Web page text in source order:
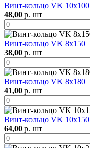
Винт-кольцо VK 10х100
48,00 р. шт
Винт-кольцо VK 8х150
38,00 р. шт
Винт-кольцо VK 8х180
41,00 р. шт
Винт-кольцо VK 10х150
64,00 р. шт